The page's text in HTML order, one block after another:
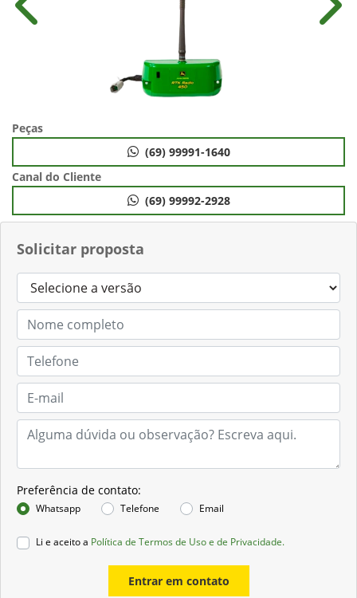
Solicitar proposta
Preferência de contato:
Whatsapp Telefone Email
Li e aceito a Política de Termos de Uso e de Privacidade.
Entrar em contato
Anterior
Peças
(69) 99991-1640
Canal do Cliente
(69) 99992-2928